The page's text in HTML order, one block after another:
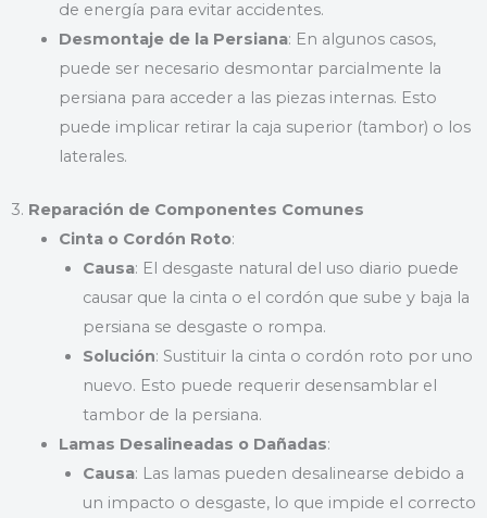
de energía para evitar accidentes.
Desmontaje de la Persiana: En algunos casos,
puede ser necesario desmontar parcialmente la
persiana para acceder a las piezas internas. Esto
puede implicar retirar la caja superior (tambor) o los
laterales.
3. Reparación de Componentes Comunes
Cinta o Cordón Roto:
Causa: El desgaste natural del uso diario puede
causar que la cinta o el cordón que sube y baja la
persiana se desgaste o rompa.
Solución: Sustituir la cinta o cordón roto por uno
nuevo. Esto puede requerir desensamblar el
tambor de la persiana.
Lamas Desalineadas o Dañadas:
Causa: Las lamas pueden desalinearse debido a
un impacto o desgaste, lo que impide el correcto